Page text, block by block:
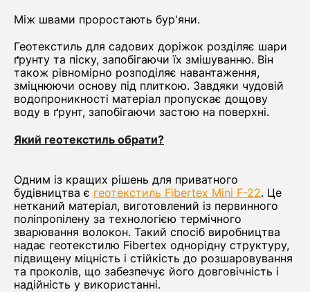
Між швами проростають бур'яни.
Геотекстиль для садових доріжок розділяє шари
ґрунту та піску, запобігаючи їх змішуванню. Він
також рівномірно розподіляє навантаження,
зміцнюючи основу під плиткою. Завдяки чудовій
водопроникності матеріал пропускає дощову
воду в ґрунт, запобігаючи застою на поверхні.
Який геотекстиль обрати?
Одним із кращих рішень для приватного
будівництва є геотекстиль Fibertex Mini F-22. Це
нетканий матеріал, виготовлений із первинного
поліпропілену за технологією термічного
зварювання волокон. Такий спосіб виробництва
надає геотекстилю Fibertex однорідну структуру,
підвищену міцність і стійкість до розшаровування
та проколів, що забезпечує його довговічність і
надійність у використанні.